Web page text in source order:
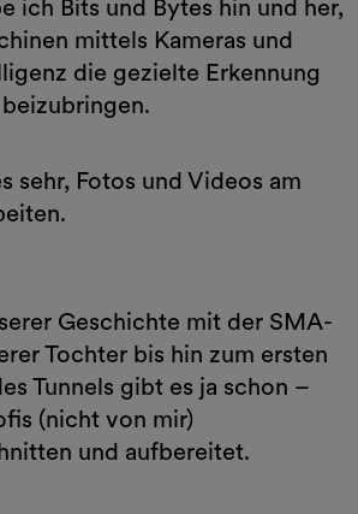
ich Bits und Bytes hin und her,
mittels Kameras und
die gezielte Erkennung
sehr, Fotos und Videos am
Geschichte mit der SMA-
Tochter bis hin zum ersten
Tunnels gibt es ja schon –
(nicht von mir)
und aufbereitet.